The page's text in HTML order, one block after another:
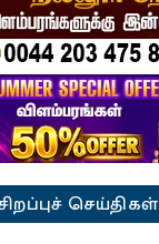
செய்திகள்